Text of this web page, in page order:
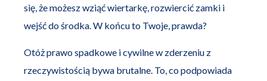
się, że możesz wziąć wiertarkę, rozwiercić zamki i
wejść do środka. W końcu to Twoje, prawda?
Otóż prawo spadkowe i cywilne w zderzeniu z
rzeczywistością bywa brutalne. To, co podpowiada